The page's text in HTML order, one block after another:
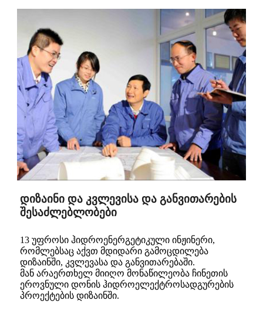
დიზაინი და კვლევისა და განვითარების
შესაძლებლობები
13 უფროსი ჰიდროენერგეტიკული ინჟინერი,
რომლებსაც აქვთ მდიდარი გამოცდილება
დიზაინში, კვლევასა და განვითარებაში.
მან არაერთხელ მიიღო მონაწილეობა ჩინეთის
ეროვნული დონის ჰიდროელექტროსადგურების
პროექტების დიზაინში.